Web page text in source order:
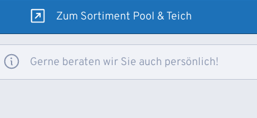
Zum Sortiment Pool & Teich
Gerne beraten wir Sie auch persönlich!